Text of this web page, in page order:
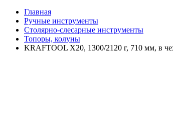
Главная
Ручные инструменты
Столярно-слесарные инструменты
Топоры, колуны
KRAFTOOL X20, 1300/2120 г, 710 мм, в